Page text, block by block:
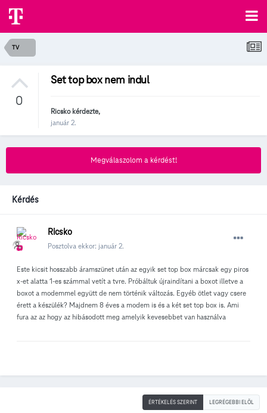
TV
0
Set top box nem indul
Ricskokérdezte,
január 2.
Megválaszolom a kérdést!
Kérdés
Ricsko
Posztolva ekkor: január 2.
Este kicsit hosszabb áramszünet után az egyik set top box márcsak egy piros
x-et alatta 1-es számmal vetít a tvre. Próbáltuk újraindítani a boxot illetve a
boxot a modemmel együtt de nem történik változás. Egyéb ötlet vagy csere
érett a készülék? Majdnem 8 éves a modem is és a két set top box is. Ami
fura az az hogy az hibásodott meg amelyik kevesebbet van használva
ÉRTÉKELÉS SZERINT LEGRÉGEBBI ELÖL